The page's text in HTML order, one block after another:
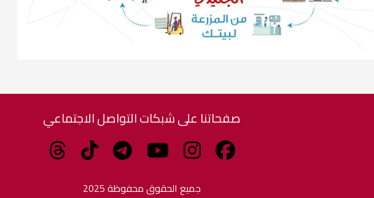
صفحاتنا على شبكات التواصل الاجتماعي
جميع الحقوق محفوظة 2025